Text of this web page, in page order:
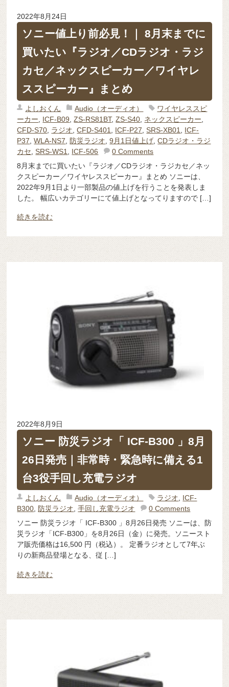
2022年8月24日
ソニー値上り前必見！｜ 8月末までに
買いたい『ラジオ／CDラジオ・ラジ
カセ／ネックスピーカー／ワイヤレ
ススピーカー』まとめ
よしおくん Audio（オーディオ）
ワイヤレススピ
ーカー
ICF-B09 ,ZS-RS81BT,ZS-S40 ネックスピーカー
CFD-S70 ラジオ ,CFD-S401 ICF-P27 ,SRS-XB01
ICF-
P37 ,WLA-NS7 ,防災ラジオ ,9月1日値上げ ,CDラジオ・ラジ
カセ ,SRS-WS1 ICF-506
0 Comments
8月末までに買いたい『ラジオ／CDラジオ・ラジカセ／ネッ
クスピーカー／ワイヤレススピーカー』まとめ ソニーは、
2022年9月1日より一部製品の値上げを行うことを発表しま
した。 幅広いカテゴリーにて値上げとなってりますので […]
続きを読む
2022年8月9日
ソニー 防災ラジオ「 ICF-B300 」8月
26日発売｜非常時・緊急時に備える1
台3役手回し充電ラジオ
よしおくん Audio（オーディオ） ラジオ
ICF-
B300 防災ラジオ ,手回し充電ラジオ
0 Comments
ソニー 防災ラジオ「 ICF-B300 」8月26日発売 ソニーは、防
災ラジオ「ICF-B300」を8月26日（金）に発売。ソニースト
ア販売価格は16,500 円（税込）。 定番ラジオとして7年ぶ
りの新商品登場となる、従 […]
続きを読む